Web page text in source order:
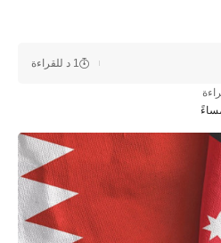
1 د للقراءة